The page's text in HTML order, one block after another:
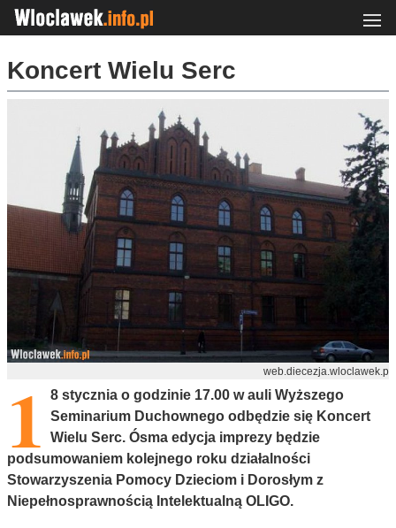
Koncert Wielu Serc
web.diecezja.wloclawek.p
1
8 stycznia o godzinie 17.00 w auli Wyższego
Seminarium Duchownego odbędzie się Koncert
Wielu Serc. Ósma edycja imprezy będzie
podsumowaniem kolejnego roku działalności
Stowarzyszenia Pomocy Dzieciom i Dorosłym z
Niepełnosprawnością Intelektualną OLIGO.